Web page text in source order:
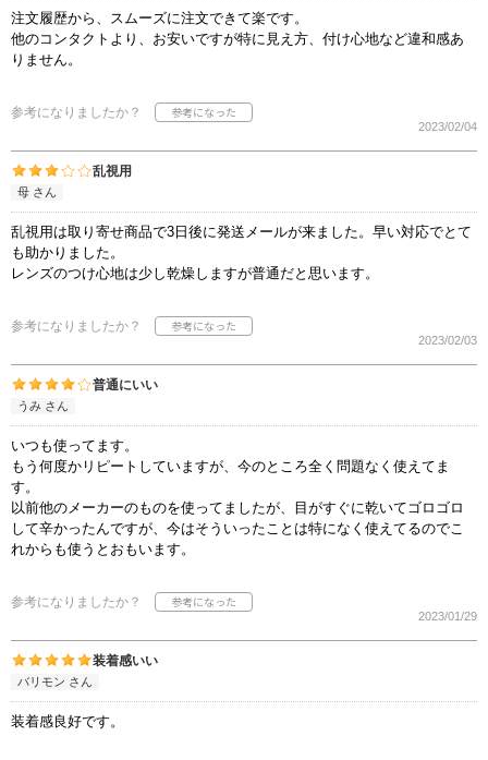
注文履歴から、スムーズに注文できて楽です。
他のコンタクトより、お安いですが特に見え方、付け心地など違和感あ
りません。
参考になりましたか？
2023/02/04
乱視用
母 さん
乱視用は取り寄せ商品で3日後に発送メールが来ました。早い対応でとて
も助かりました。
レンズのつけ心地は少し乾燥しますが普通だと思います。
参考になりましたか？
2023/02/03
普通にいい
うみ さん
いつも使ってます。
もう何度かリピートしていますが、今のところ全く問題なく使えてま
す。
以前他のメーカーのものを使ってましたが、目がすぐに乾いてゴロゴロ
して辛かったんですが、今はそういったことは特になく使えてるのでこ
れからも使うとおもいます。
参考になりましたか？
2023/01/29
装着感いい
バリモン さん
装着感良好です。